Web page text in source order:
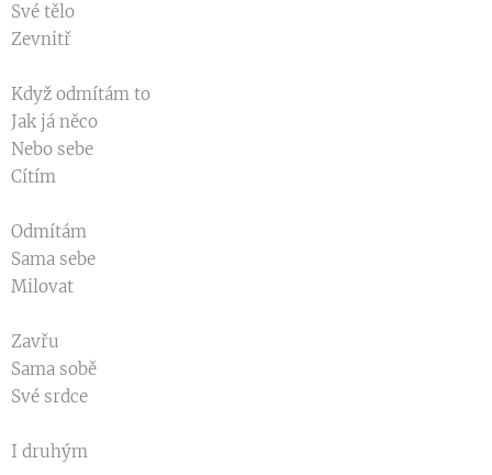
Své tělo
Zevnitř
Když odmítám to
Jak já něco
Nebo sebe
Cítím
Odmítám
Sama sebe
Milovat
Zavřu
Sama sobě
Své srdce
I druhým